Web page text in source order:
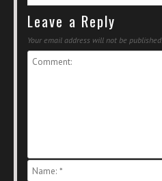
Leave a Reply
Your email address will not be published.